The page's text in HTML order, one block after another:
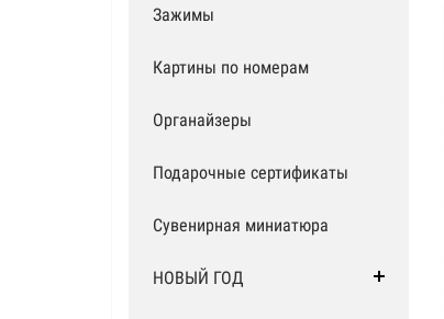
Зажимы
Картины по номерам
Органайзеры
Подарочные сертификаты
Сувенирная миниатюра
НОВЫЙ ГОД